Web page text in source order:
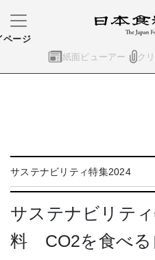
紙面ビューアー ク
ページ
サステナビリティ特集2024
サステナビリテ
料 CO2を食べる